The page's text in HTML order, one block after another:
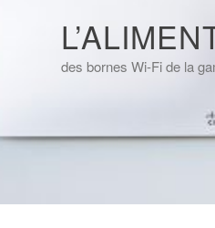
des bornes Wi-Fi de la